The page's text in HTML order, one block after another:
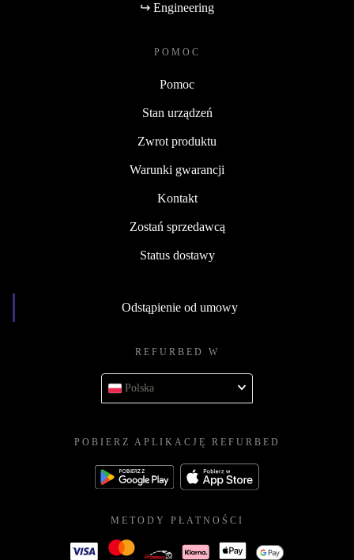
↪ Engineering
POMOC
Pomoc
Stan urządzeń
Zwrot produktu
Warunki gwarancji
Kontakt
Zostań sprzedawcą
Status dostawy
Odstąpienie od umowy
REFURBED W
Polska
POBIERZ APLIKACJĘ REFURBED
METODY PŁATNOŚCI